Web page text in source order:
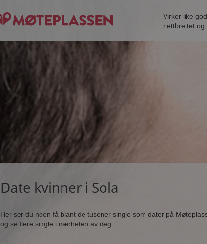
Virker like
nettbrettet og
Date kvinner i Sola
Her ser du noen få blant de tusener single som dater på
og se flere single i nærheten av deg.